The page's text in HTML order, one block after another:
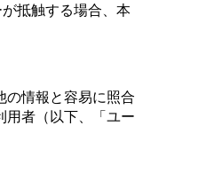
抵触する場合、本
の情報と容易に照合
用者（以下、「ユー